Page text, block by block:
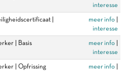
interesse
|
meer info
interesse
| Basis meer info
interesse
| Opfrissing meer info